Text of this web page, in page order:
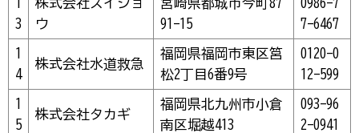
1
3
株式会社スイショ
ウ
宮崎県都城市今町87
91-15
0986-7
7-6467
1
4
株式会社水道救急
福岡県福岡市東区筥
松2丁目6番9号
0120-0
12-599
1
5
株式会社タカギ
福岡県北九州市小倉
南区堀越413
093-96
2-0941